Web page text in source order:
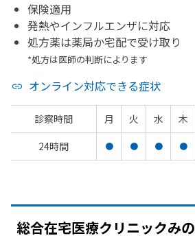
保険適用
発熱やインフルエンザに対応
処方薬は薬局か宅配で受け取り
*処方は医師の判断によります
オンライン対応できる症状
診察時間 月 火 水 木
24時間
● ● ● ●
総合在宅医療クリニックみの